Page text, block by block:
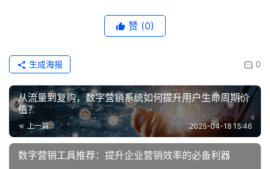
赞 (0)
0
生成海报
从流量到复购，数字营销系统如何提升用户生命周期价
值？
上一篇 2025-04-18 15:46
数字营销工具推荐：提升企业营销效率的必备利器